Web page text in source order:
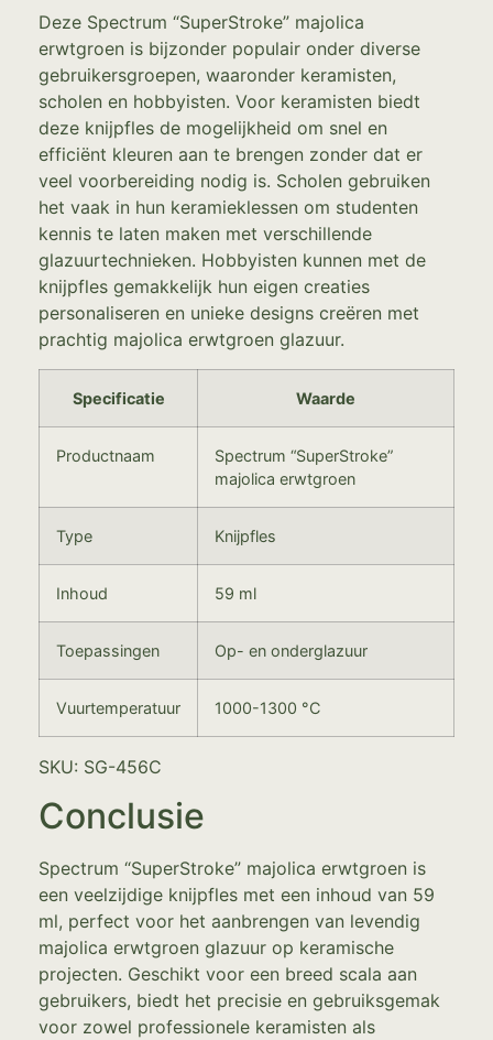
Deze Spectrum “SuperStroke” majolica
erwtgroen is bijzonder populair onder diverse
gebruikersgroepen, waaronder keramisten,
scholen en hobbyisten. Voor keramisten biedt
deze knijpfles de mogelijkheid om snel en
efficiënt kleuren aan te brengen zonder dat er
veel voorbereiding nodig is. Scholen gebruiken
het vaak in hun keramieklessen om studenten
kennis te laten maken met verschillende
glazuurtechnieken. Hobbyisten kunnen met de
knijpfles gemakkelijk hun eigen creaties
personaliseren en unieke designs creëren met
prachtig majolica erwtgroen glazuur.
Specificatie Waarde
Productnaam
Spectrum “SuperStroke”
majolica erwtgroen
Type Knijpfles
Inhoud 59 ml
Toepassingen Op- en onderglazuur
Vuurtemperatuur 1000-1300 °C
SKU: SG-456C
Conclusie
Spectrum “SuperStroke” majolica erwtgroen is
een veelzijdige knijpfles met een inhoud van 59
ml, perfect voor het aanbrengen van levendig
majolica erwtgroen glazuur op keramische
projecten. Geschikt voor een breed scala aan
gebruikers, biedt het precisie en gebruiksgemak
voor zowel professionele keramisten als